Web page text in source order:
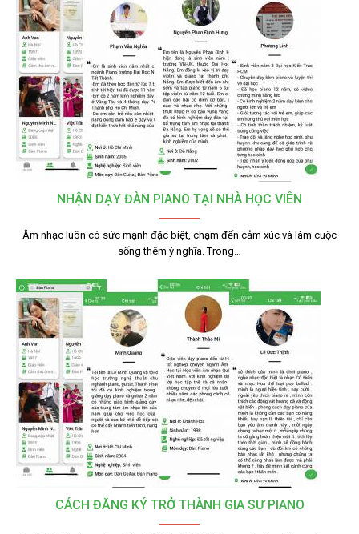
NHẬN DẠY ĐÀN PIANO TẠI NHÀ HỌC VIÊN
Âm nhạc luôn có sức mạnh đặc biệt, chạm đến cảm xúc và làm cuộc
sống thêm ý nghĩa. Trong…
CÁCH ĐĂNG KÝ TRỞ THÀNH GIA SƯ PIANO